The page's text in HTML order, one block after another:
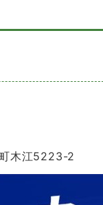
木江5223-2